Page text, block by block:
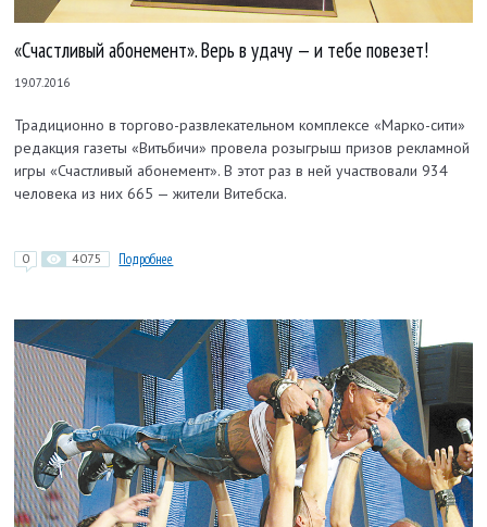
«Счастливый абонемент». Верь в удачу — и тебе повезет!
19.07.2016
Традиционно в торгово-развлекательном комплексе«Марко-сити»
редакция газеты «Витьбичи» провела розыгрыш призов рекламной
игры «Счастливый абонемент». В этот раз в ней участвовали 934
человекаиз них 665 — жители Витебска.
0 4075 Подробнее